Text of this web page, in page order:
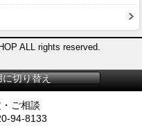
ALL rights reserved.
ご相談
94-8133
に切り替え